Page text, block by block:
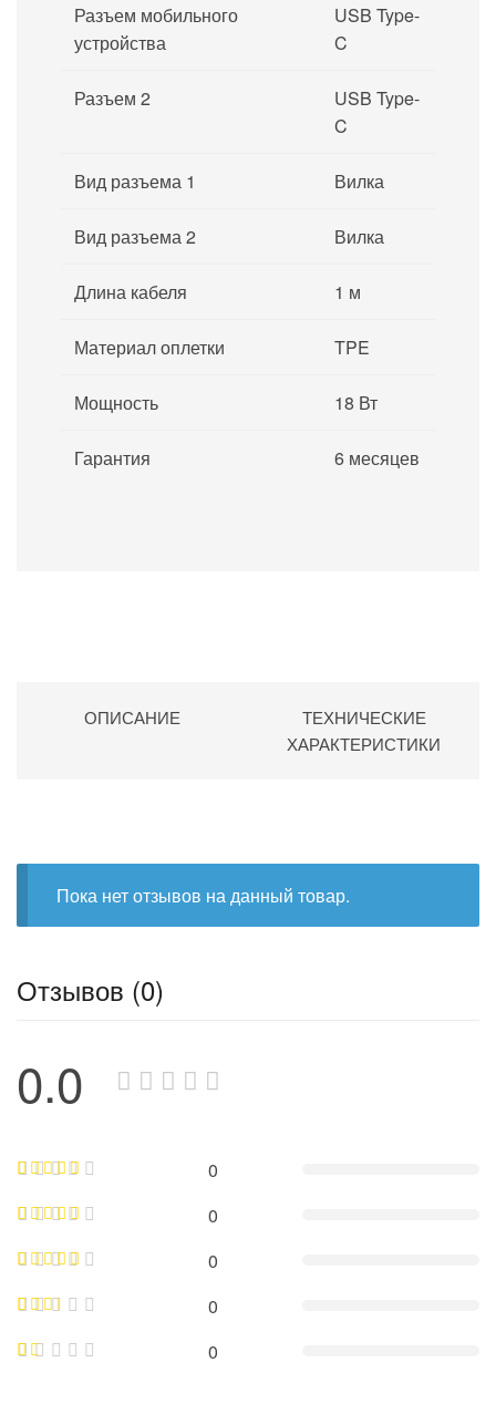
Разъем мобильного
устройства
USB Type-
C
Разъем 2
USB Type-
C
Вид разъема 1 Вилка
Вид разъема 2 Вилка
Длина кабеля 1 м
Материал оплетки TPE
Мощность 18 Вт
Гарантия 6 месяцев
ОПИСАНИЕ
ТЕХНИЧЕСКИЕ
ХАРАКТЕРИСТИКИ
Пока нет отзывов на данный товар.
Отзывов (0)
0.0
0
0
0
0
0